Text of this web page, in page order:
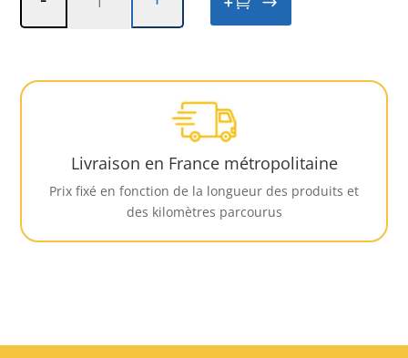
Coupe
Livraison en France métropolitaine
Prix fixé en fonction de la longueur des produits et
des kilomètres parcourus